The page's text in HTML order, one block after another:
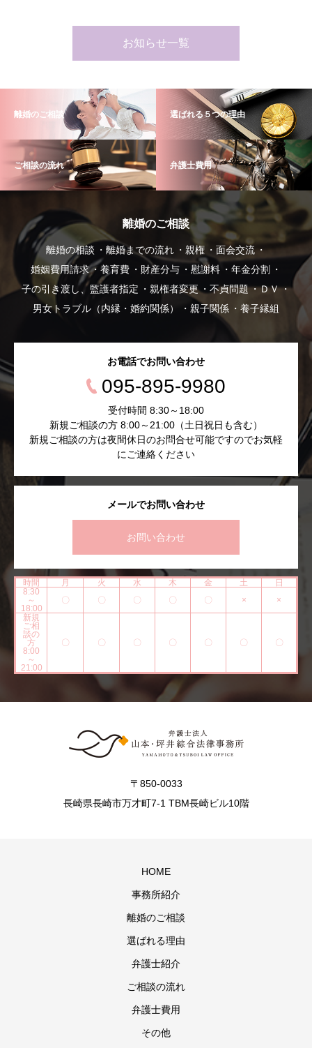
お知らせ一覧
離婚のご相談 選ばれる５つの理由
ご相談の流れ 弁護士費用
離婚のご相談
離婚の相談 離婚までの流れ 親権
面会交流
婚姻費用請求
養育費 財産分与 慰謝料
年金分割
子の引き渡し、監護者指定
親権者変更 不貞問題
ＤＶ
男女トラブル（内縁・婚約関係）
親子関係 養子縁組
メールでお問い合わせ
お問い合わせ
お電話でお問い合わせ
095-895-9980
受付時間 8:30～18:00
新規ご相談の方 8:00～21:00（土日祝日も含む）
新規ご相談の方は夜間休日のお問合せ可能ですのでお気軽
にご連絡ください
時間 月 火 水 木 金 土
日
8:30
～
18:00
〇 〇 〇 〇 〇 ×
×
新規
ご相
談の
方
8:00
～
21:00
〇 〇 〇 〇 〇 〇 〇
〒850-0033
長崎県長崎市万才町7-1 TBM長崎ビル10階
HOME
事務所紹介
離婚のご相談
選ばれる理由
弁護士紹介
ご相談の流れ
弁護士費用
その他